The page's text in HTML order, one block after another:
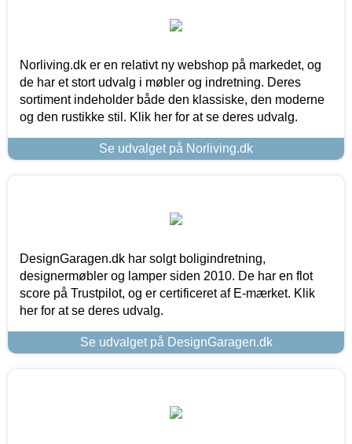
Norliving.dk er en relativt ny webshop på markedet, og
de har et stort udvalg i møbler og indretning. Deres
sortiment indeholder både den klassiske, den moderne
og den rustikke stil. Klik her for at se deres udvalg.
Se udvalget på Norliving.dk
DesignGaragen.dk har solgt boligindretning,
designermøbler og lamper siden 2010. De har en flot
score på Trustpilot, og er certificeret af E-mærket. Klik
her for at se deres udvalg.
Se udvalget på DesignGaragen.dk